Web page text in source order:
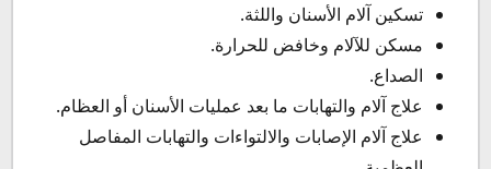
تسكين آلام الأسنان واللثة.
مسكن للآلام وخافض للحرارة.
الصداع.
علاج آلام والتهابات ما بعد عمليات الأسنان أو العظام.
علاج آلام الإصابات والالتواءات والتهابات المفاصل